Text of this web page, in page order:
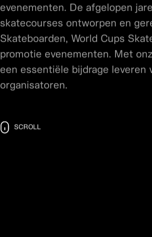
evenementen. De afgelopen
skatecourses ontworpen en
Skateboarden, World Cups
promotie evenementen. Met
een essentiële bijdrage leveren
organisatoren.